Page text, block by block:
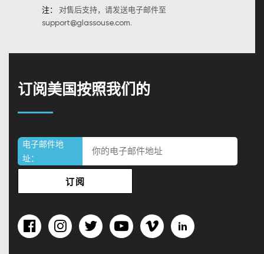
注： 对售后支持，请发送电子邮件至
support@glassouse.com.
订阅美国按照我们的
电子邮件地
址：